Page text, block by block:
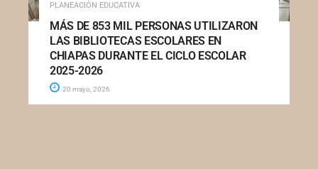
PLANEACIÓN EDUCATIVA
MÁS DE 853 MIL PERSONAS UTILIZARON
LAS BIBLIOTECAS ESCOLARES EN
CHIAPAS DURANTE EL CICLO ESCOLAR
2025-2026
20 mayo, 2026